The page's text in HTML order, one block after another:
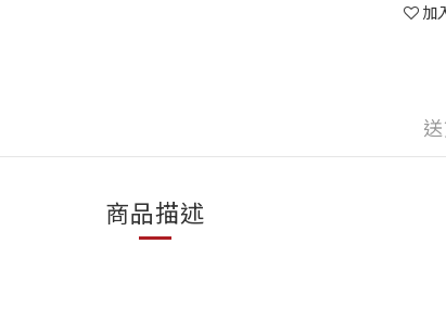
加
商品描述